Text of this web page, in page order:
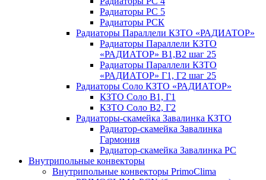
Радиаторы РС 5
Радиаторы РСК
Радиаторы Параллели КЗТО «РАДИАТОР»
Радиаторы Параллели КЗТО
«РАДИАТОР» В1,В2 шаг 25
Радиаторы Параллели КЗТО
«РАДИАТОР» Г1, Г2 шаг 25
Радиаторы Соло КЗТО «РАДИАТОР»
КЗТО Соло В1, Г1
КЗТО Соло В2, Г2
Радиаторы-скамейка Завалинка КЗТО
Радиатор-скамейка Завалинка
Гармония
Радиатор-скамейка Завалинка РС
Внутрипольные конвекторы
Внутрипольные конвекторы PrimoClima